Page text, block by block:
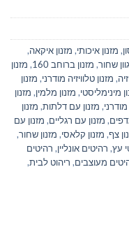
, מזנון איכותי, מזנון איקאה,
שחור, מזנון ברוחב 160 , מזנון
, מזנון טלוויזיה מודרני, מזנון
מינימליסטי, מזנון מלמין, מזנון
, מזנון עם דלתות, מזנון
, מזנון עם רגליים, מזנון עם
צף, מזנון קלאסי, מזנון שחור,
עץ, רהיטים אונליין, רהיטים
מעוצבים, ריהוט לבית,